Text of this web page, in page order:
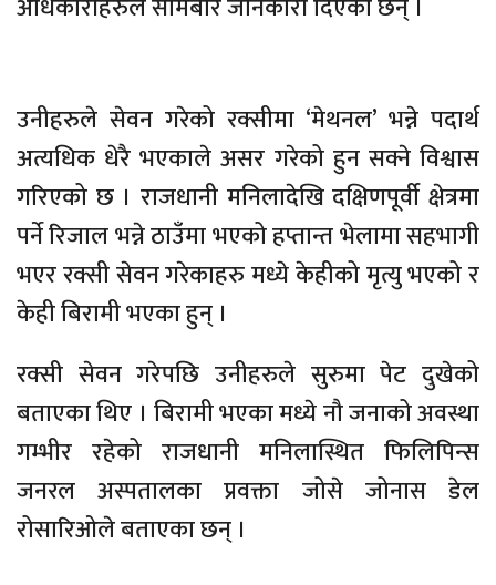
उनीहरुले सेवन गरेको रक्सीमा ‘मेथनल’ भन्ने पदार्थ
अत्यधिक धेरै भएकाले असर गरेको हुन सक्ने विश्वास
गरिएको छ । राजधानी मनिलादेखि दक्षिणपूर्वी क्षेत्रमा
पर्ने रिजाल भन्ने ठाउँमा भएको हप्तान्त भेलामा सहभागी
भएर रक्सी सेवन गरेकाहरु मध्ये केहीको मृत्यु भएको र
केही बिरामी भएका हुन् ।
रक्सी सेवन गरेपछि उनीहरुले सुरुमा पेट दुखेको
बताएका थिए । बिरामी भएका मध्ये नौ जनाको अवस्था
गम्भीर रहेको राजधानी मनिलास्थित फिलिपिन्स
जनरल अस्पतालका प्रवक्ता जोसे जोनास डेल
रोसारिओले बताएका छन् ।